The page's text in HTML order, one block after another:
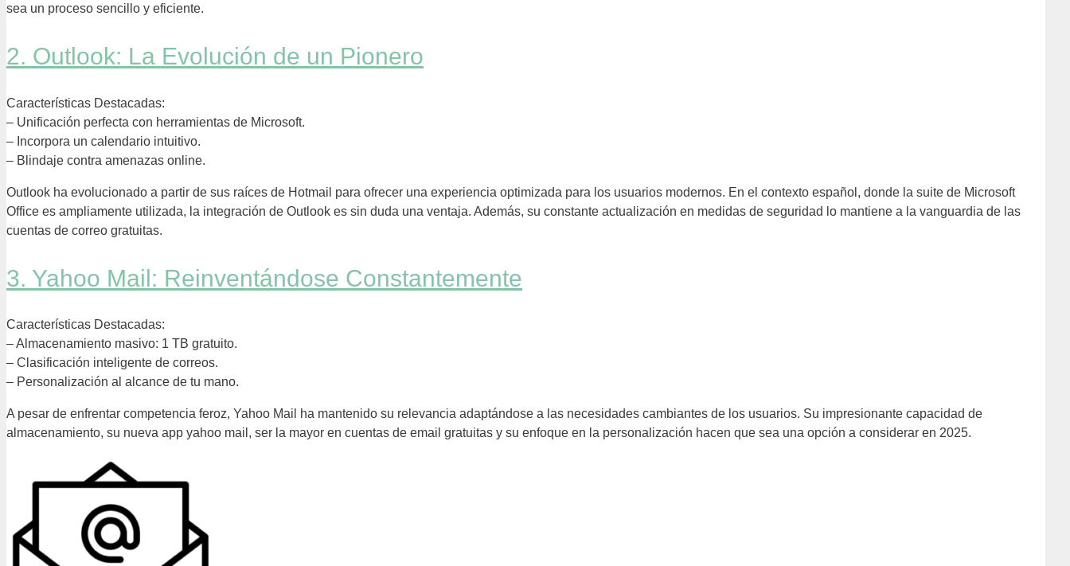
sea un proceso sencillo y eficiente.
2. Outlook: La Evolución de un Pionero
Características Destacadas:
– Unificación perfecta con herramientas de Microsoft.
– Incorpora un calendario intuitivo.
– Blindaje contra amenazas online.
Outlook ha evolucionado a partir de sus raíces de Hotmail para ofrecer una experiencia optimizada para los usuarios modernos. En el contexto español, donde la suite de Microsoft
Office es ampliamente utilizada, la integración de Outlook es sin duda una ventaja. Además, su constante actualización en medidas de seguridad lo mantiene a la vanguardia de las
cuentas de correo gratuitas.
3. Yahoo Mail: Reinventándose Constantemente
Características Destacadas:
– Almacenamiento masivo: 1 TB gratuito.
– Clasificación inteligente de correos.
– Personalización al alcance de tu mano.
A pesar de enfrentar competencia feroz, Yahoo Mail ha mantenido su relevancia adaptándose a las necesidades cambiantes de los usuarios. Su impresionante capacidad de
almacenamiento, su nueva app yahoo mail, ser la mayor en cuentas de email gratuitas y su enfoque en la personalización hacen que sea una opción a considerar en 2025.